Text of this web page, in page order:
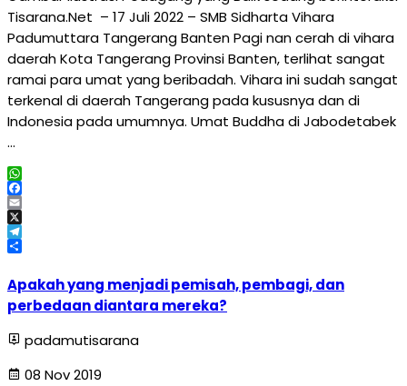
Tisarana.Net – 17 Juli 2022 – SMB Sidharta Vihara
Padumuttara Tangerang Banten Pagi nan cerah di vihara
daerah Kota Tangerang Provinsi Banten, terlihat sangat
ramai para umat yang beribadah. Vihara ini sudah sangat
terkenal di daerah Tangerang pada kususnya dan di
Indonesia pada umumnya. Umat Buddha di Jabodetabek
…
WhatsApp
Facebook
Email
X
Telegram
Apakah yang menjadi pemisah, pembagi, dan
perbedaan diantara mereka?
padamutisarana
08 Nov 2019